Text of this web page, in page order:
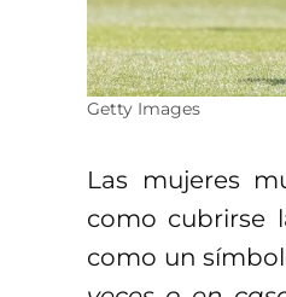
Getty Images
Las mujeres
como cubrirse
como un